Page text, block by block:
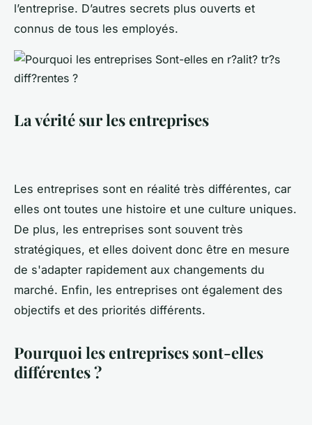
l’entreprise. D’autres secrets plus ouverts et
connus de tous les employés.
La vérité sur les entreprises
Les entreprises sont en réalité très différentes, car
elles ont toutes une histoire et une culture uniques.
De plus, les entreprises sont souvent très
stratégiques, et elles doivent donc être en mesure
de s'adapter rapidement aux changements du
marché. Enfin, les entreprises ont également des
objectifs et des priorités différents.
Pourquoi les entreprises sont-elles
différentes ?